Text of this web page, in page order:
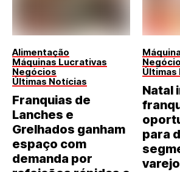
Alimentação
Máquinas Lucrativas
Negócios
Últimas Notícias
Franquias de
Lanches e
Grelhados ganham
espaço com
demanda por
Últimas
Natal
para
varejo